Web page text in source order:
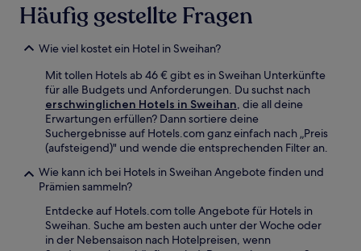
Häufig gestellte Fragen
Wie viel kostet ein Hotel in Sweihan?
Mit tollen Hotels ab 46 € gibt es in Sweihan Unterkünfte
für alle Budgets und Anforderungen. Du suchst nach
erschwinglichen Hotels in Sweihan, die all deine
Erwartungen erfüllen? Dann sortiere deine
Suchergebnisse auf Hotels.com ganz einfach nach „Preis
(aufsteigend)" und wende die entsprechenden Filter an.
Wie kann ich bei Hotels in Sweihan Angebote finden und
Prämien sammeln?
Entdecke auf Hotels.com tolle Angebote für Hotels in
Sweihan. Suche am besten auch unter der Woche oder
in der Nebensaison nach Hotelpreisen, wenn